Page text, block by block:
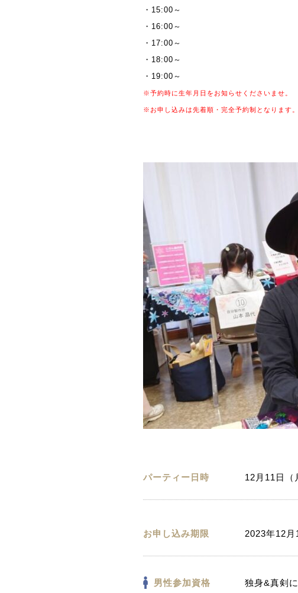
・15:00～
・16:00～
・17:00～
・18:00～
・19:00～
※予約時に生年月日をお知らせくださいませ。
※お申し込みは先着順・完全予約制となります。
パーティー日時 12月11日（
お申し込み期限 2023年12
男性参加資格 独身&真剣